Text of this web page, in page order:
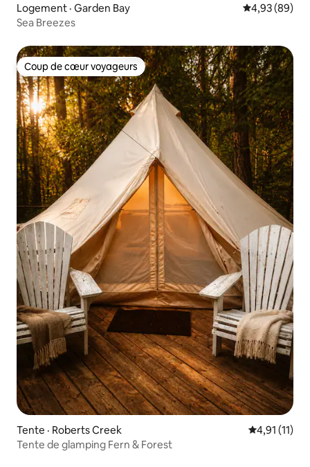
Logement · Garden Bay Note
4,93 (89)
Sea Breezes
Coup de cœur voyageurs
Coup de cœur voyageurs
Tente · Roberts Creek Note
4,91 (11)
Tente de glamping Fern & Forest